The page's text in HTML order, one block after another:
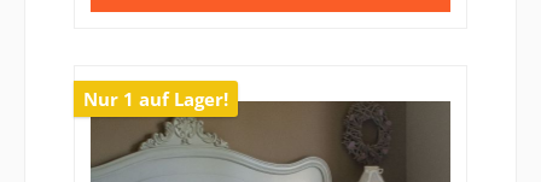
Nur 1 auf Lager!